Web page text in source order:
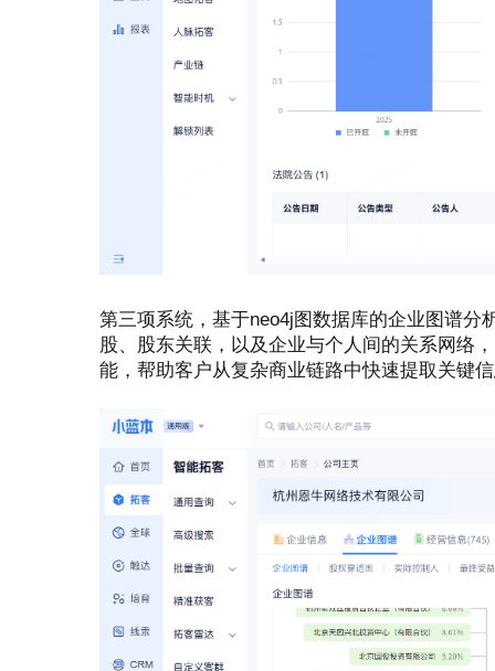
第三项系统，基于neo4j图数据库的企业图谱分
股、股东关联，以及企业与个人间的关系网络
能，帮助客户从复杂商业链路中快速提取关键